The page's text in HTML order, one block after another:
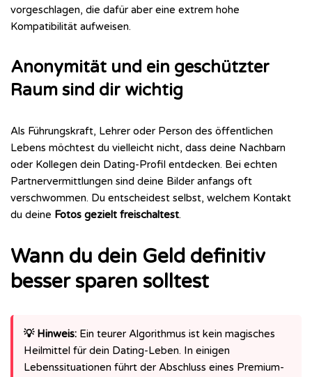
vorgeschlagen, die dafür aber eine extrem hohe
Kompatibilität aufweisen.
Anonymität und ein geschützter
Raum sind dir wichtig
Als Führungskraft, Lehrer oder Person des öffentlichen
Lebens möchtest du vielleicht nicht, dass deine Nachbarn
oder Kollegen dein Dating-Profil entdecken. Bei echten
Partnervermittlungen sind deine Bilder anfangs oft
verschwommen. Du entscheidest selbst, welchem Kontakt
du deine Fotos gezielt freischaltest.
Wann du dein Geld definitiv
besser sparen solltest
💡 Hinweis: Ein teurer Algorithmus ist kein magisches
Heilmittel für dein Dating-Leben. In einigen
Lebenssituationen führt der Abschluss eines Premium-